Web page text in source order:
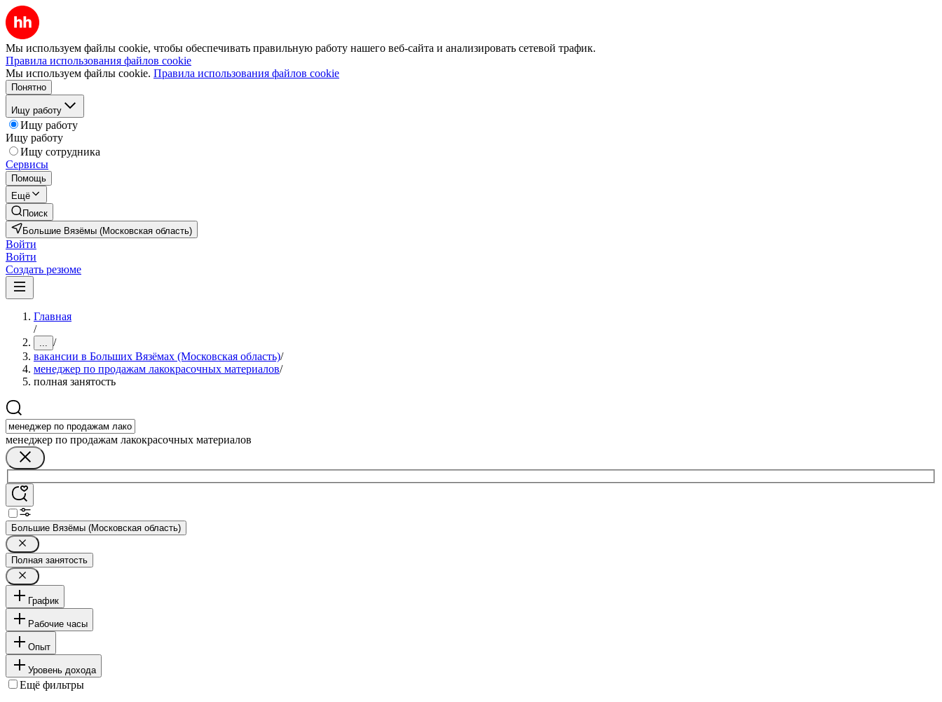
Мы используем файлы cookie, чтобы обеспечивать правильную работу нашего веб-сайта и анализировать сетевой трафик.
Правила использования файлов cookie
Мы используем файлы cookie. Правила использования файлов cookie
Понятно
Ищу работу
Ищу работу
Ищу работу
Ищу сотрудника
Сервисы
Помощь
Ещё
Поиск
Большие Вязёмы (Московская область)
Войти
Войти
Создать резюме
Главная
/
... /
вакансии в Больших Вязёмах (Московская область)/
менеджер по продажам лакокрасочных материалов/
полная занятость
менеджер по продажам лакокрасочных материалов
Большие Вязёмы (Московская область)
Полная занятость
График
Рабочие часы
Опыт
Уровень дохода
Ещё фильтры